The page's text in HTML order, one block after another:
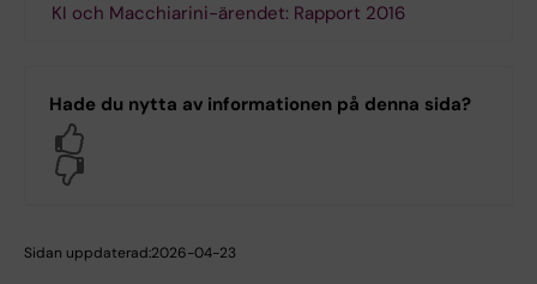
KI och Macchiarini-ärendet: Rapport 2016
Hade du nytta av informationen på denna sida?
Sidan uppdaterad:2026-04-23